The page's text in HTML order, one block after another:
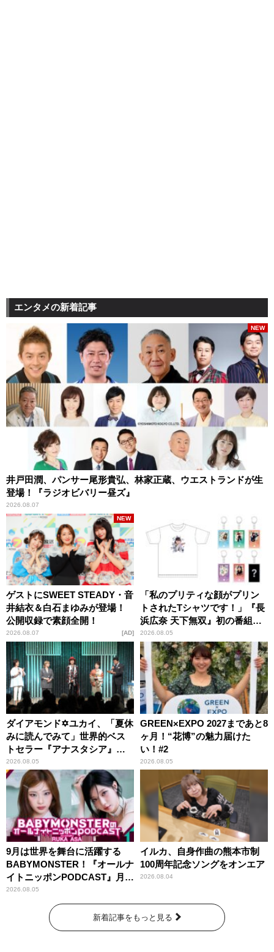
エンタメの新着記事
井戸田潤、パンサー尾形貴弘、林家正蔵、ウエストランドが生
登場！『ラジオビバリー昼ズ』
2026.08.07
NEW
ゲストにSWEET STEADY・音
井結衣＆白石まゆみが登場！
公開収録で素顔全開！
2026.08.07
NEW
AD
「私のプリティな顔がプリン
トされたTシャツです！」『長
浜広奈 天下無双』初の番組グ
ッズ発売
2026.08.05
ダイアモンド✡ユカイ、「夏休
みに読んでみて」世界的ベス
トセラー『アナスタシア』を
紹介
2026.08.05
GREEN×EXPO 2027まであと8
ヶ月！“花博”の魅力届けた
い！#2
2026.08.05
9月は世界を舞台に活躍する
BABYMONSTER！『オールナ
イトニッポンPODCAST』月替
わりパーソナリティ
2026.08.05
イルカ、自身作曲の熊本市制
100周年記念ソングをオンエア
2026.08.04
新着記事をもっと見る